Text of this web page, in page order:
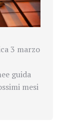
3 marzo
guida
mesi